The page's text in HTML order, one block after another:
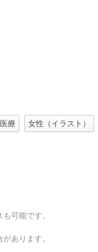
医療 女性（イラスト）
可能です。
あります。